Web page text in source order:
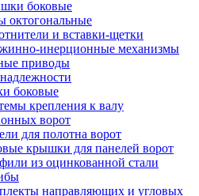
боковые
октогональные
и вставки-щетки
инерционные механизмы
приводы
боковые
крепления к валу
ворот
для полотна ворот
крышки для панелей ворот
из оцинкованной стали
направляющих и угловых